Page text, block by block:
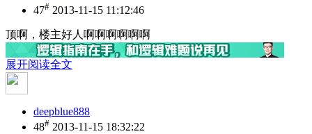
47# 2013-11-15 11:12:46
顶啊，楼主好人啊啊啊啊啊啊
展开阅读全文
deepblue888
48# 2013-11-15 18:32:22